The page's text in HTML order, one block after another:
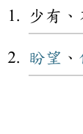
少有
盼望 、